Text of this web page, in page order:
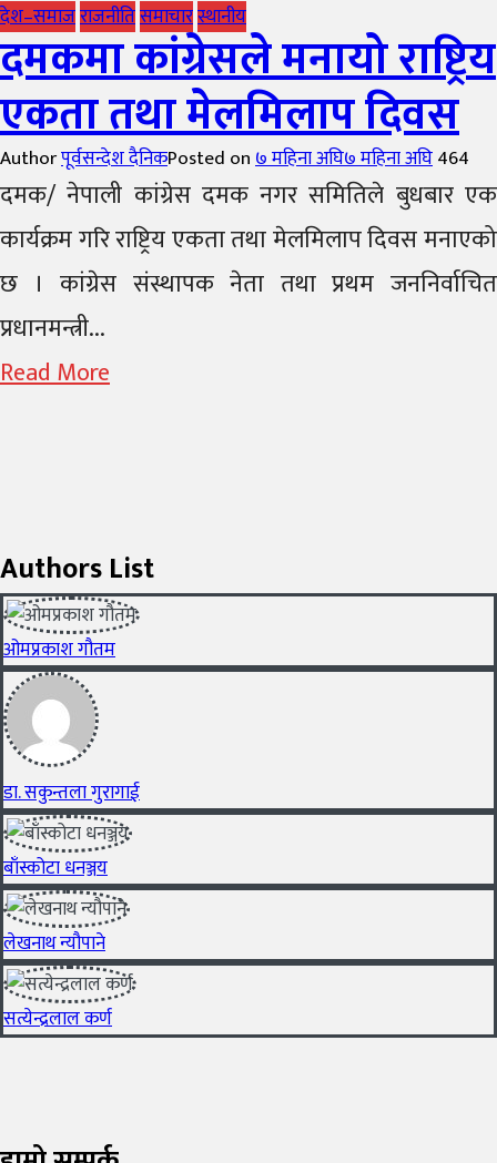
देश–समाजराजनीतिसमाचारस्थानीय
दमकमा कांग्रेसले मनायो राष्ट्रिय
एकता तथा मेलमिलाप दिवस
Authorपूर्वसन्देश दैनिकPosted on७ महिना अघि७ महिना अघि464
दमक/ नेपाली कांग्रेस दमक नगर समितिले बुधबार एक
कार्यक्रम गरि राष्ट्रिय एकता तथा मेलमिलाप दिवस मनाएको
छ । कांग्रेस संस्थापक नेता तथा प्रथम जननिर्वाचित
प्रधानमन्त्री...
Read More
Authors List
ओमप्रकाश गौतम
डा. सकुन्तला गुरागाई
बाँस्कोटा धनञ्जय
लेखनाथ न्यौपाने
सत्येन्द्रलाल कर्ण